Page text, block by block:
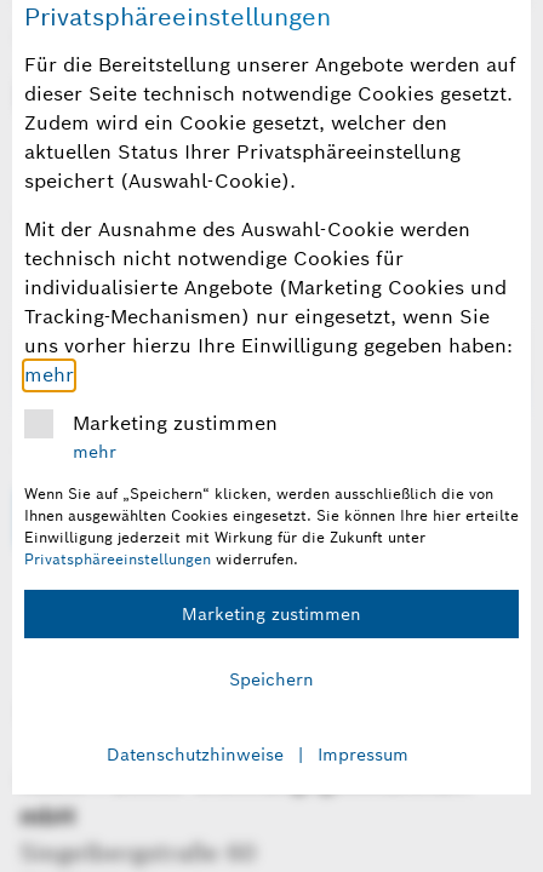
Datenschutzhinweise *
DieDatenschutzhinweisehabe ich zur Kenntnis
genommen.
Sicherheitsabfrage
Bitte tragen Sie die oben dargestellten Zeichen in das Feld ein.
* Bitte füllen Sie die Pflichtfelder aus.
mbH
Siegelbergstraße 60
Privatsphäreeinstellungen
Für die Bereitstellung unserer Angebote werden auf
dieser Seite technisch notwendige Cookies gesetzt.
Zudem wird ein Cookie gesetzt, welcher den
aktuellen Status Ihrer Privatsphäreeinstellung
speichert (Auswahl-Cookie).
Mit der Ausnahme des Auswahl-Cookie werden
technisch nicht notwendige Cookies für
individualisierte Angebote (Marketing Cookies und
Tracking-Mechanismen) nur eingesetzt, wenn Sie
uns vorher hierzu Ihre Einwilligung gegeben haben:
mehr
Marketing zustimmen
mehr
Wenn Sie auf „Speichern“ klicken, werden ausschließlich die von
Ihnen ausgewählten Cookies eingesetzt. Sie können Ihre hier erteilte
Einwilligung jederzeit mit Wirkung für die Zukunft unter
Privatsphäreeinstellungenwiderrufen.
Marketing zustimmen
Speichern
Datenschutzhinweise Impressum